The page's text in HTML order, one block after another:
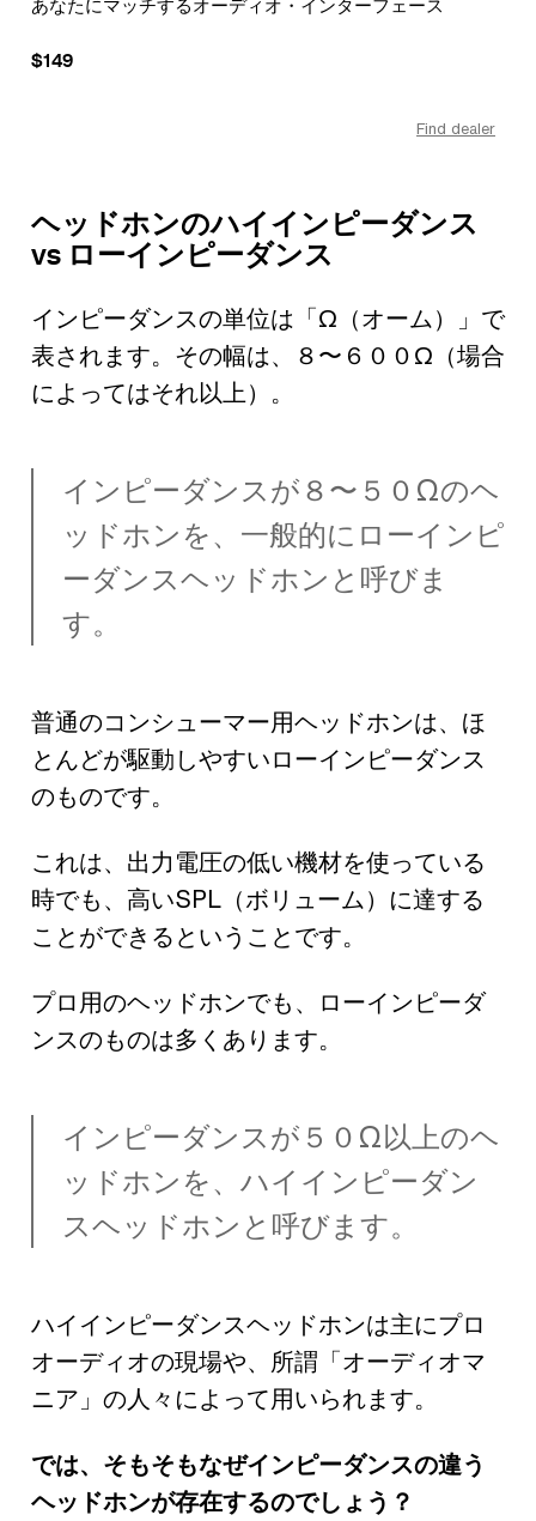
あなたにマッチするオーディオ・インターフェース
$149
Find dealer
ヘッドホンのハイインピーダンス
vs ローインピーダンス
インピーダンスの単位は「Ω（オーム）」で
表されます。その幅は、８〜６００Ω（場合
によってはそれ以上）。
インピーダンスが８〜５０Ωのヘ
ッドホンを、一般的にローインピ
ーダンスヘッドホンと呼びま
す。
普通のコンシューマー用ヘッドホンは、ほ
とんどが駆動しやすいローインピーダンス
のものです。
これは、出力電圧の低い機材を使っている
時でも、高いSPL（ボリューム）に達する
ことができるということです。
プロ用のヘッドホンでも、ローインピーダ
ンスのものは多くあります。
インピーダンスが５０Ω以上のヘ
ッドホンを、ハイインピーダン
スヘッドホンと呼びます。
ハイインピーダンスヘッドホンは主にプロ
オーディオの現場や、所謂「オーディオマ
ニア」の人々によって用いられます。
では、そもそもなぜインピーダンスの違う
ヘッドホンが存在するのでしょう？